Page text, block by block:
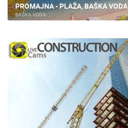
PROMAJNA - PLAŽA, BAŠKA VODA
BAŠKA VODA